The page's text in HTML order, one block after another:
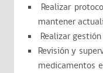
Realizar
mantener
Realizar
Revisión y
medicamentos